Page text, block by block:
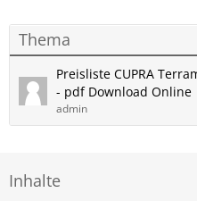
Thema
Preisliste CUPRA
- pdf Download Online
admin
Inhalte